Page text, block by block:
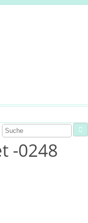
-0248